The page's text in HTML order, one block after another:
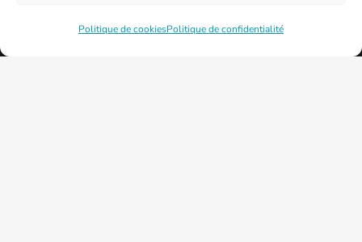
Politique de cookiesPolitique de confidentialité